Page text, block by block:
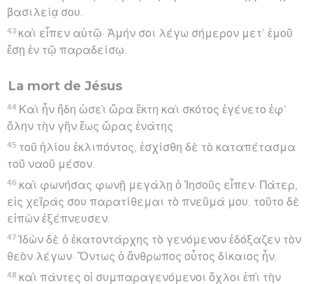
βασιλείᾳ σου.
43 καὶ εἶπεν αὐτῷ· Ἀμήν σοι λέγω σήμερον μετ’ ἐμοῦ
ἔσῃ ἐν τῷ παραδείσῳ.
La mort de Jésus
44 Καὶ ἦν ἤδη ὡσεὶ ὥρα ἕκτη καὶ σκότος ἐγένετο ἐφ’
ὅλην τὴν γῆν ἕως ὥρας ἐνάτης
45 τοῦ ἡλίου ἐκλιπόντος, ἐσχίσθη δὲ τὸ καταπέτασμα
τοῦ ναοῦ μέσον.
46 καὶ φωνήσας φωνῇ μεγάλῃ ὁ Ἰησοῦς εἶπεν· Πάτερ,
εἰς χεῖράς σου παρατίθεμαι τὸ πνεῦμά μου. τοῦτο δὲ
εἰπὼν ἐξέπνευσεν.
47 Ἰδὼν δὲ ὁ ἑκατοντάρχης τὸ γενόμενον ἐδόξαζεν τὸν
θεὸν λέγων· Ὄντως ὁ ἄνθρωπος οὗτος δίκαιος ἦν.
48 καὶ πάντες οἱ συμπαραγενόμενοι ὄχλοι ἐπὶ τὴν